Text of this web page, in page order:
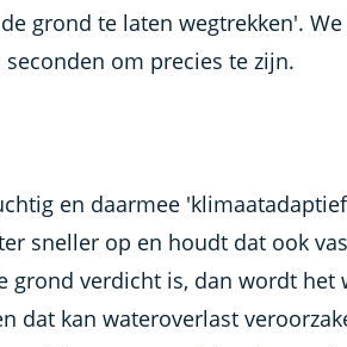
grond te laten wegtrekken'. We
om precies te zijn.
en daarmee
sneller op en houdt dat ook
grond verdicht is, dan wordt het
dat kan wateroverlast